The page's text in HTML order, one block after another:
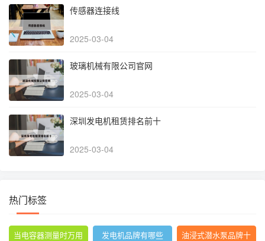
传感器连接线
2025-03-04
玻璃机械有限公司官网
2025-03-04
深圳发电机租赁排名前十
2025-03-04
热门标签
当电容器测量时万用
发电机品牌有哪些
油浸式潜水泵品牌十